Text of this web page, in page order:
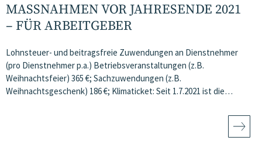
MASSNAHMEN VOR JAHRESENDE 2021 –
FÜR ARBEITGEBER
Lohnsteuer- und beitragsfreie Zuwendungen an Dienstnehmer
(pro Dienstnehmer p.a.) Betriebsveranstaltungen (z.B.
Weihnachtsfeier) 365 €; Sachzuwendungen (z.B.
Weihnachtsgeschenk) 186 €; Klimaticket: Seit 1.7.2021 ist die…